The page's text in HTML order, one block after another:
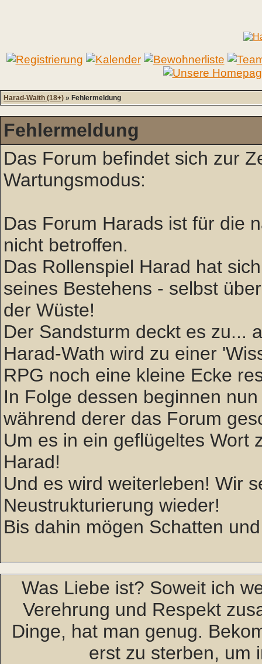
Harad-Waith (18+) » Fehlermeldung
Fehlermeldung
Das Forum befindet sich zur
Wartungsmodus:
Das Forum Harads ist für die
nicht betroffen.
Das Rollenspiel Harad hat
seines Bestehens - selbst
der Wüste!
Der Sandsturm deckt es zu...
Harad-Wath wird zu einer
RPG noch eine kleine Ecke
In Folge dessen beginnen
während derer das Forum
Um es in ein geflügeltes Wort
Harad!
Und es wird weiterleben! Wir
Neustrukturierung wieder!
Bis dahin mögen Schatten
Was Liebe ist? Soweit ich
Verehrung und Respekt
Dinge, hat man genug.
erst zu sterben, um